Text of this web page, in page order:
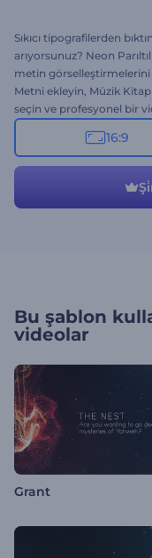
Sıkıcı tipografilerden
arıyorsunuz? Neon
metin görselleştirmelerini
Metni ekleyin, Müzik
seçin ve profesyonel bir
reklamları, video
fazlası için harika bir
16:9
Bu şablon
videolar
Grant